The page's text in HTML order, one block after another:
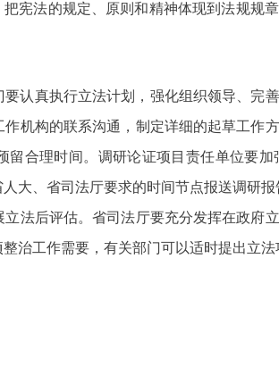
宪法的规定、原则和精神体现到法规规
认真执行立法计划，强化组织领导、完
机构的联系沟通，制定详细的起草工作
合理时间。调研论证项目责任单位要
大、省司法厅要求的时间节点报送调研
法后评估。省司法厅要充分发挥在政府
治工作需要，有关部门可以适时提出立